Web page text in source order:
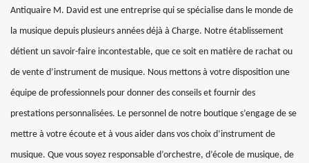
Antiquaire M. David est une entreprise qui se spécialise dans le monde de
la musique depuis plusieurs années déjà à Charge. Notre établissement
détient un savoir-faire incontestable, que ce soit en matière de rachat ou
de vente d’instrument de musique. Nous mettons à votre disposition une
équipe de professionnels pour donner des conseils et fournir des
prestations personnalisées. Le personnel de notre boutique s’engage de se
mettre à votre écoute et à vous aider dans vos choix d’instrument de
musique. Que vous soyez responsable d’orchestre, d’école de musique, de